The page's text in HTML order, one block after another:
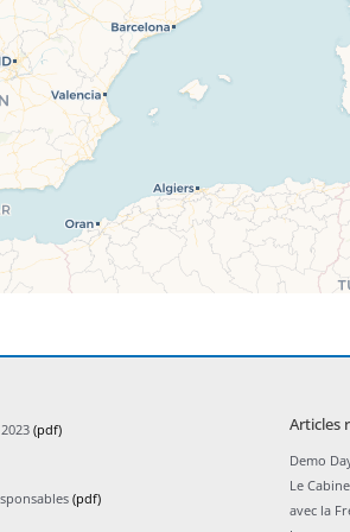
(pdf)
(pdf)
Articles
Demo
Le
avec la